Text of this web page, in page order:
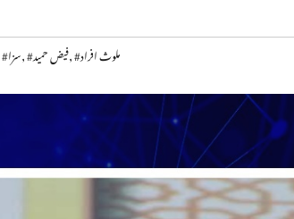
#سزا, #فیض حمید, #ملوث افراد